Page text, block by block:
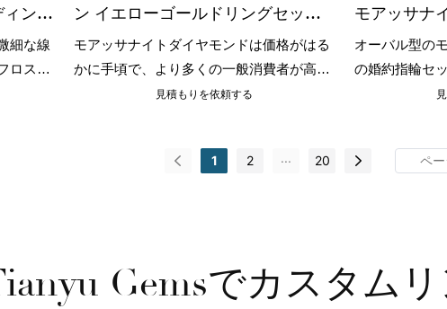
ング
ンド
細な線
ロスト
面処理
ン イエローゴールドリングセット
14K ヴィンテージモアッサナイト
ウェディングリングセット
モアッサナイトダイヤモンドは価格がはる
かに手頃で、より多くの一般消費者が高品
質なジュエリー体験を楽しむことができま
輪の新たな選択肢として徐々に人気を集め
見積もりを依頼する
モアッサナ
ィングリン
ゴールド婚
オーバル型の
の婚約指輪セ
だけでなく、
1 2 ... 20
Gemsでカスタム